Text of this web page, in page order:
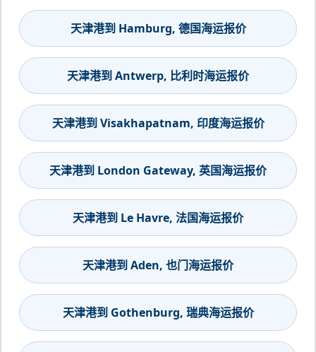
天津港到 Hamburg, 德国海运报价
天津港到 Antwerp, 比利时海运报价
天津港到 Visakhapatnam, 印度海运报价
天津港到 London Gateway, 英国海运报价
天津港到 Le Havre, 法国海运报价
天津港到 Aden, 也门海运报价
天津港到 Gothenburg, 瑞典海运报价